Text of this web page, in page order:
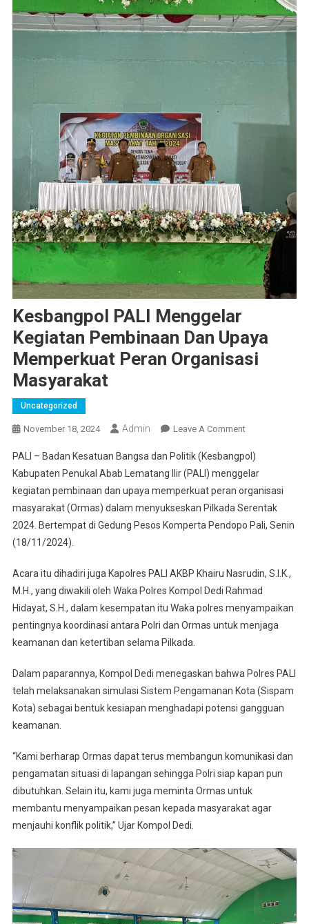
Kesbangpol PALI Menggelar
Kegiatan Pembinaan Dan Upaya
Memperkuat Peran Organisasi
Masyarakat
Uncategorized
November 18, 2024 Admin Leave A CommentOn
PALI
Menggelar
Kegiatan
Pembinaan
Dan
Peran
Organisasi
Masyarakat
PALI – Badan Kesatuan Bangsa dan Politik (Kesbangpol)
Kabupaten Penukal Abab Lematang Ilir (PALI) menggelar
kegiatan pembinaan dan upaya memperkuat peran organisasi
masyarakat (Ormas) dalam menyukseskan Pilkada Serentak
2024. Bertempat di Gedung Pesos Komperta Pendopo Pali, Senin
(18/11/2024).
Acara itu dihadiri juga Kapolres PALI AKBP Khairu Nasrudin, S.I.K.,
M.H., yang diwakili oleh Waka Polres Kompol Dedi Rahmad
Hidayat, S.H., dalam kesempatan itu Waka polres menyampaikan
pentingnya koordinasi antara Polri dan Ormas untuk menjaga
keamanan dan ketertiban selama Pilkada.
Dalam paparannya, Kompol Dedi menegaskan bahwa Polres PALI
telah melaksanakan simulasi Sistem Pengamanan Kota (Sispam
Kota) sebagai bentuk kesiapan menghadapi potensi gangguan
keamanan.
“Kami berharap Ormas dapat terus membangun komunikasi dan
pengamatan situasi di lapangan sehingga Polri siap kapan pun
dibutuhkan. Selain itu, kami juga meminta Ormas untuk
membantu menyampaikan pesan kepada masyarakat agar
menjauhi konflik politik,” Ujar Kompol Dedi.